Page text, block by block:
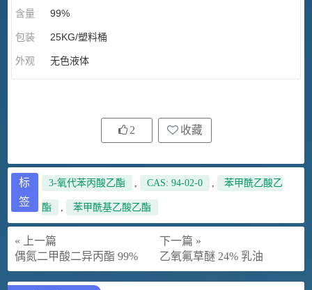
含量 99%
包装 25KG/塑料桶
外观 无色液体
2 收藏
标
签
3-氧代苯丙酸乙酯 , CAS: 94-02-0 , 苯甲酰乙酸乙
酯 , 苯甲酰基乙酸乙酯
« 上一篇
偶氮二甲酸二异丙酯 99%
下一篇 »
乙氧氟草醚 24% 乳油